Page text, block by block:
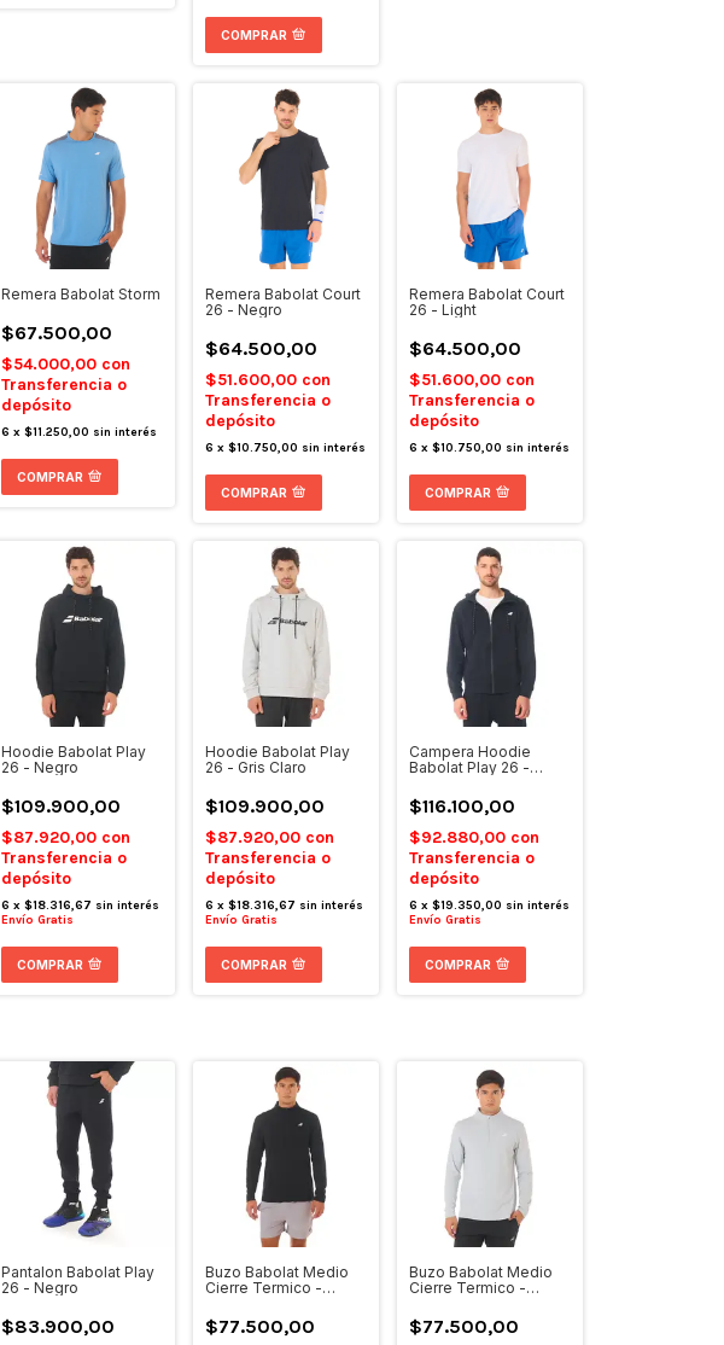
COMPRAR
Remera Babolat Storm
$67.500,00
$54.000,00 con
Transferencia o
depósito
6 x $11.250,00 sin interés
COMPRAR
Remera Babolat Court
26 - Negro
$64.500,00
$51.600,00 con
Transferencia o
depósito
6 x $10.750,00 sin interés
COMPRAR
Remera Babolat Court
26 - Light
$64.500,00
$51.600,00 con
Transferencia o
depósito
6 x $10.750,00 sin interés
COMPRAR
Hoodie Babolat Play
26 - Negro
$109.900,00
$87.920,00 con
Transferencia o
depósito
6 x $18.316,67 sin interés
Envío Gratis
COMPRAR
Hoodie Babolat Play
26 - Gris Claro
$109.900,00
$87.920,00 con
Transferencia o
depósito
6 x $18.316,67 sin interés
Envío Gratis
COMPRAR
Campera Hoodie
Babolat Play 26 -
$116.100,00
$92.880,00 con
Transferencia o
depósito
6 x $19.350,00 sin interés
Envío Gratis
COMPRAR
Pantalon Babolat Play
26 - Negro
$83.900,00
Buzo Babolat Medio
Cierre Termico -
$77.500,00
Buzo Babolat Medio
Cierre Termico -
$77.500,00